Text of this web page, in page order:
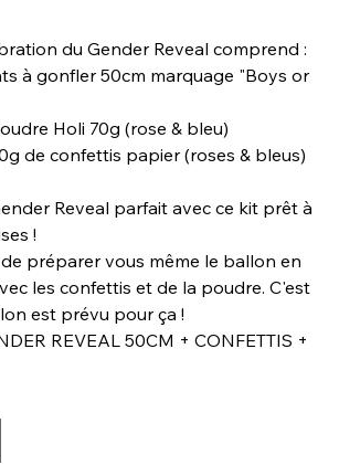
du Gender Reveal comprend :
à gonfler 50cm marquage "Boys or
Holi 70g (rose & bleu)
de confettis papier (roses & bleus)
Reveal parfait avec ce kit prêt à
!
préparer vous même le ballon en
les confettis et de la poudre. C'est
est prévu pour ça !
REVEAL 50CM + CONFETTIS +